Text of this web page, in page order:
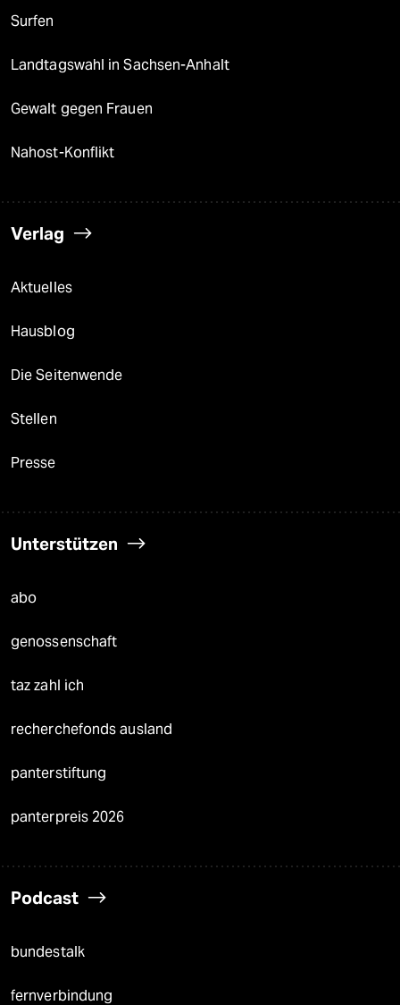
Surfen
Landtagswahl in Sachsen-Anhalt
Gewalt gegen Frauen
Nahost-Konflikt
Verlag
Aktuelles
Hausblog
Die Seitenwende
Stellen
Presse
Unterstützen
abo
genossenschaft
taz zahl ich
recherchefonds ausland
panterstiftung
panterpreis 2026
Podcast
bundestalk
fernverbindung